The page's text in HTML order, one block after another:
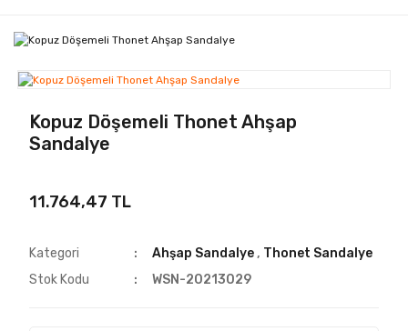
Kopuz Döşemeli Thonet Ahşap
Sandalye
11.764,47 TL
Kategori Ahşap Sandalye, Thonet Sandalye
Stok Kodu
WSN-20213029